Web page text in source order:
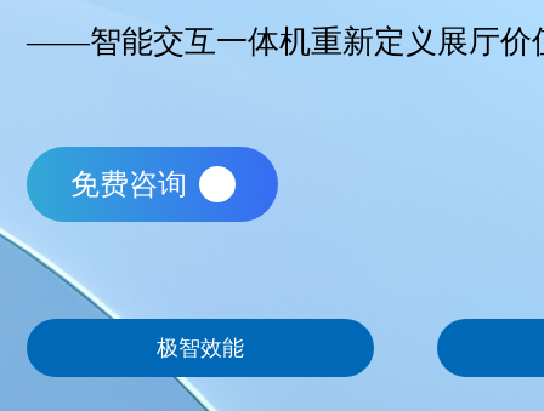
——智能交互一体机重新定义展厅价
免费咨询
极智效能